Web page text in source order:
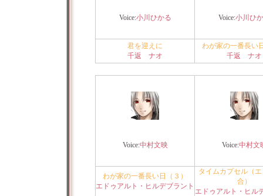
Voice:小川ひかる Voice:小川ひ
君を迎えに
千返 ナオ
わが家の一番長い
千返 ナオ
Voice:中村文映 Voice:中村文
わが家の一番長い日（３）
エドゥアルト・ヒルデブラント
タイムカプセル（
合）
エドゥアルト・ヒル